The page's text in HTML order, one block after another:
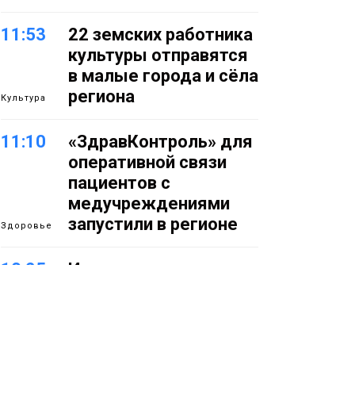
11:53
Культура
22 земских работника
культуры отправятся
в малые города и сёла
региона
11:10
Здоровье
«ЗдравКонтроль» для
оперативной связи
пациентов с
медучреждениями
запустили в регионе
10:25
Исправленная дата в